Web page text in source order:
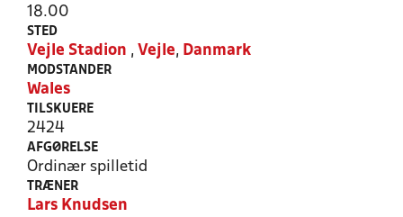
18.00
STED
Vejle Stadion , Vejle, Danmark
MODSTANDER
Wales
TILSKUERE
2424
AFGØRELSE
Ordinær spilletid
TRÆNER
Lars Knudsen